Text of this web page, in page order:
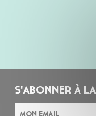
S'ABONNER À LA